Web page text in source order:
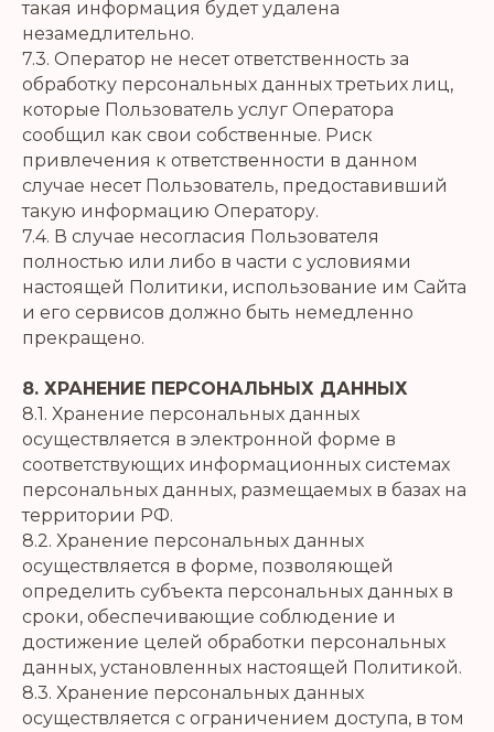
такая информация будет удалена
незамедлительно.
7.3. Оператор не несет ответственность за
обработку персональных данных третьих лиц,
которые Пользователь услуг Оператора
сообщил как свои собственные. Риск
привлечения к ответственности в данном
случае несет Пользователь, предоставивший
такую информацию Оператору.
7.4. В случае несогласия Пользователя
полностью или либо в части с условиями
настоящей Политики, использование им Сайта
и его сервисов должно быть немедленно
прекращено.
8. ХРАНЕНИЕ ПЕРСОНАЛЬНЫХ ДАННЫХ
8.1. Хранение персональных данных
осуществляется в электронной форме в
соответствующих информационных системах
персональных данных, размещаемых в базах на
территории РФ.
8.2. Хранение персональных данных
осуществляется в форме, позволяющей
определить субъекта персональных данных в
сроки, обеспечивающие соблюдение и
достижение целей обработки персональных
данных, установленных настоящей Политикой.
8.3. Хранение персональных данных
осуществляется с ограничением доступа, в том